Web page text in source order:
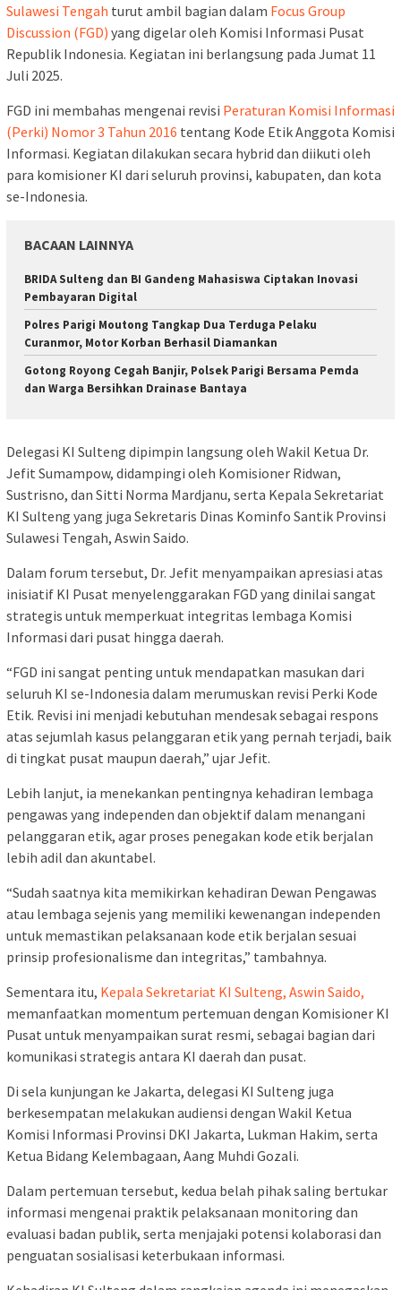
Sulawesi Tengah turut ambil bagian dalam Focus Group
Discussion (FGD) yang digelar oleh Komisi Informasi Pusat
Republik Indonesia. Kegiatan ini berlangsung pada Jumat 11
Juli 2025.
FGD ini membahas mengenai revisi Peraturan Komisi Informasi
(Perki) Nomor 3 Tahun 2016 tentang Kode Etik Anggota Komisi
Informasi. Kegiatan dilakukan secara hybrid dan diikuti oleh
para komisioner KI dari seluruh provinsi, kabupaten, dan kota
se-Indonesia.
BACAAN LAINNYA
BRIDA Sulteng dan BI Gandeng Mahasiswa Ciptakan Inovasi
Pembayaran Digital
Polres Parigi Moutong Tangkap Dua Terduga Pelaku
Curanmor, Motor Korban Berhasil Diamankan
Gotong Royong Cegah Banjir, Polsek Parigi Bersama Pemda
dan Warga Bersihkan Drainase Bantaya
Delegasi KI Sulteng dipimpin langsung oleh Wakil Ketua Dr.
Jefit Sumampow, didampingi oleh Komisioner Ridwan,
Sustrisno, dan Sitti Norma Mardjanu, serta Kepala Sekretariat
KI Sulteng yang juga Sekretaris Dinas Kominfo Santik Provinsi
Sulawesi Tengah, Aswin Saido.
Dalam forum tersebut, Dr. Jefit menyampaikan apresiasi atas
inisiatif KI Pusat menyelenggarakan FGD yang dinilai sangat
strategis untuk memperkuat integritas lembaga Komisi
Informasi dari pusat hingga daerah.
“FGD ini sangat penting untuk mendapatkan masukan dari
seluruh KI se-Indonesia dalam merumuskan revisi Perki Kode
Etik. Revisi ini menjadi kebutuhan mendesak sebagai respons
atas sejumlah kasus pelanggaran etik yang pernah terjadi, baik
di tingkat pusat maupun daerah,” ujar Jefit.
Lebih lanjut, ia menekankan pentingnya kehadiran lembaga
pengawas yang independen dan objektif dalam menangani
pelanggaran etik, agar proses penegakan kode etik berjalan
lebih adil dan akuntabel.
“Sudah saatnya kita memikirkan kehadiran Dewan Pengawas
atau lembaga sejenis yang memiliki kewenangan independen
untuk memastikan pelaksanaan kode etik berjalan sesuai
prinsip profesionalisme dan integritas,” tambahnya.
Sementara itu, Kepala Sekretariat KI Sulteng, Aswin Saido,
memanfaatkan momentum pertemuan dengan Komisioner KI
Pusat untuk menyampaikan surat resmi, sebagai bagian dari
komunikasi strategis antara KI daerah dan pusat.
Di sela kunjungan ke Jakarta, delegasi KI Sulteng juga
berkesempatan melakukan audiensi dengan Wakil Ketua
Komisi Informasi Provinsi DKI Jakarta, Lukman Hakim, serta
Ketua Bidang Kelembagaan, Aang Muhdi Gozali.
Dalam pertemuan tersebut, kedua belah pihak saling bertukar
informasi mengenai praktik pelaksanaan monitoring dan
evaluasi badan publik, serta menjajaki potensi kolaborasi dan
penguatan sosialisasi keterbukaan informasi.